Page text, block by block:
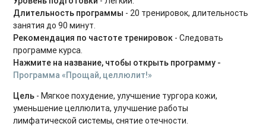
Табата на каждый день
Пилатес с оборудованием
HIIT на каждый день
Растяжка на каждый день
Силовые интервальные тренировки
Фитнес-бокс
Длительность программы - 20 тренировок, длительность
занятия до 90 минут.
Рекомендация по частоте тренировок - Следовать
программе курса.
Нажмите на название, чтобы открыть программу -
Программа «Прощай, целлюлит!»
Цель - Мягкое похудение, улучшение тургора кожи,
уменьшение целлюлита, улучшение работы
лимфатической системы, снятие отечности.